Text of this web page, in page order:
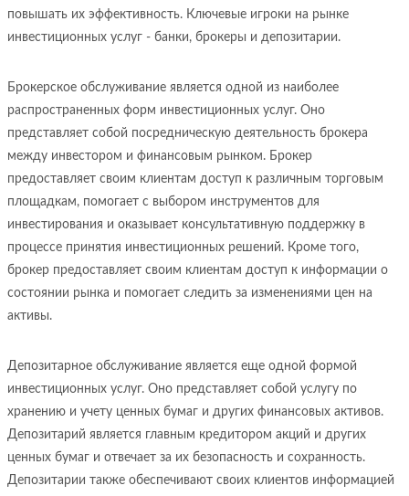
повышать их эффективность. Ключевые игроки на рынке
инвестиционных услуг - банки, брокеры и депозитарии.
Брокерское обслуживание является одной из наиболее
распространенных форм инвестиционных услуг. Оно
представляет собой посредническую деятельность брокера
между инвестором и финансовым рынком. Брокер
предоставляет своим клиентам доступ к различным торговым
площадкам, помогает с выбором инструментов для
инвестирования и оказывает консультативную поддержку в
процессе принятия инвестиционных решений. Кроме того,
брокер предоставляет своим клиентам доступ к информации о
состоянии рынка и помогает следить за изменениями цен на
активы.
Депозитарное обслуживание является еще одной формой
инвестиционных услуг. Оно представляет собой услугу по
хранению и учету ценных бумаг и других финансовых активов.
Депозитарий является главным кредитором акций и других
ценных бумаг и отвечает за их безопасность и сохранность.
Депозитарии также обеспечивают своих клиентов информацией